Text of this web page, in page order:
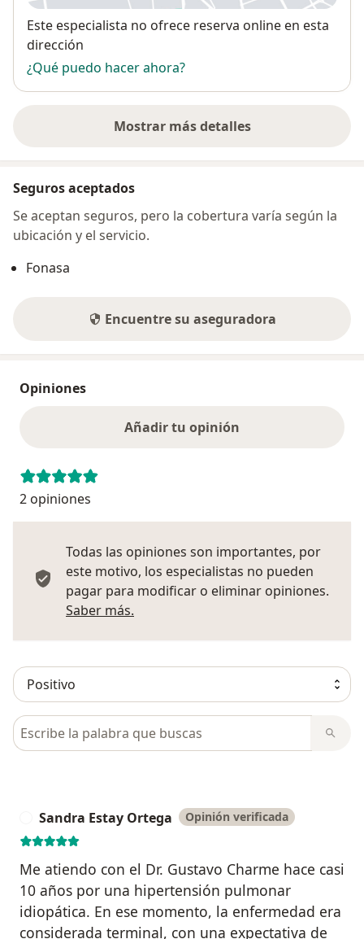
Disponibilidad
Este especialista no ofrece reserva online en esta
dirección
¿Qué puedo hacer ahora?
Mostrar más detalles
sobre la dirección
Seguros aceptados
Se aceptan seguros, pero la cobertura varía según la
ubicación y el servicio.
Fonasa
Encuentre su aseguradora
Opiniones
Añadir tu opinión
2 opiniones
Todas las opiniones son importantes, por
este motivo, los especialistas no pueden
pagar para modificar o eliminar opiniones.
Saber más.
Busca en opiniones
Sandra Estay Ortega Opinión verificada
Me atiendo con el Dr. Gustavo Charme hace casi
10 años por una hipertensión pulmonar
idiopática. En ese momento, la enfermedad era
considerada terminal, con una expectativa de